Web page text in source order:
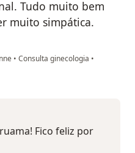
Tudo muito bem
muito simpática.
• Consulta ginecologia •
Fico feliz por